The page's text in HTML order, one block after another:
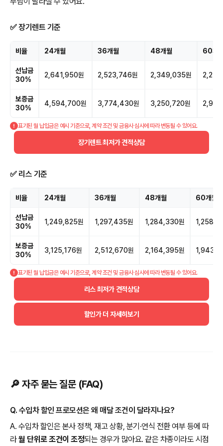
✅ 장기렌트 기준
비율 24개월 36개월 48개월 60개
선납금
30%
2,641,950원 2,523,746원 2,349,035원
보증금
30%
4,594,700원 3,774,430원 3,250,720원
표기된 월 납입금은 예시 기준으로, 계약 조건 및 금융사 심사에 따라 변동될 수 있어요.
장기렌트 최저가 견적상담
✅ 리스 기준
비율 24개월 36개월 48개월 60개월
선납금
30%
1,249,825원 1,297,435원 1,284,330원
보증금
30%
3,125,176원 2,512,670원 2,164,395원
표기된 월 납입금은 예시 기준으로, 계약 조건 및 금융사 심사에 따라 변동될 수 있어요.
리스 최저가 견적상담
할인가 더 자세히보기
🔎 자주 묻는 질문 (FAQ)
Q. 수입차 할인 프로모션은 왜 매달 조건이 달라지나요?
A. 수입차 할인은 본사 정책, 재고 상황, 분기·연식 전환 여부 등에 따
라월 단위로 조건이 조정되는 경우가 많아요. 같은 차종이라도 시점